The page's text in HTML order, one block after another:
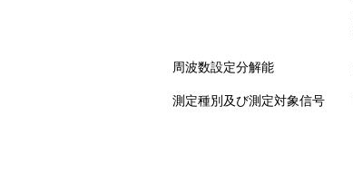
周波数設定分解能
測定種別及び測定対象信号